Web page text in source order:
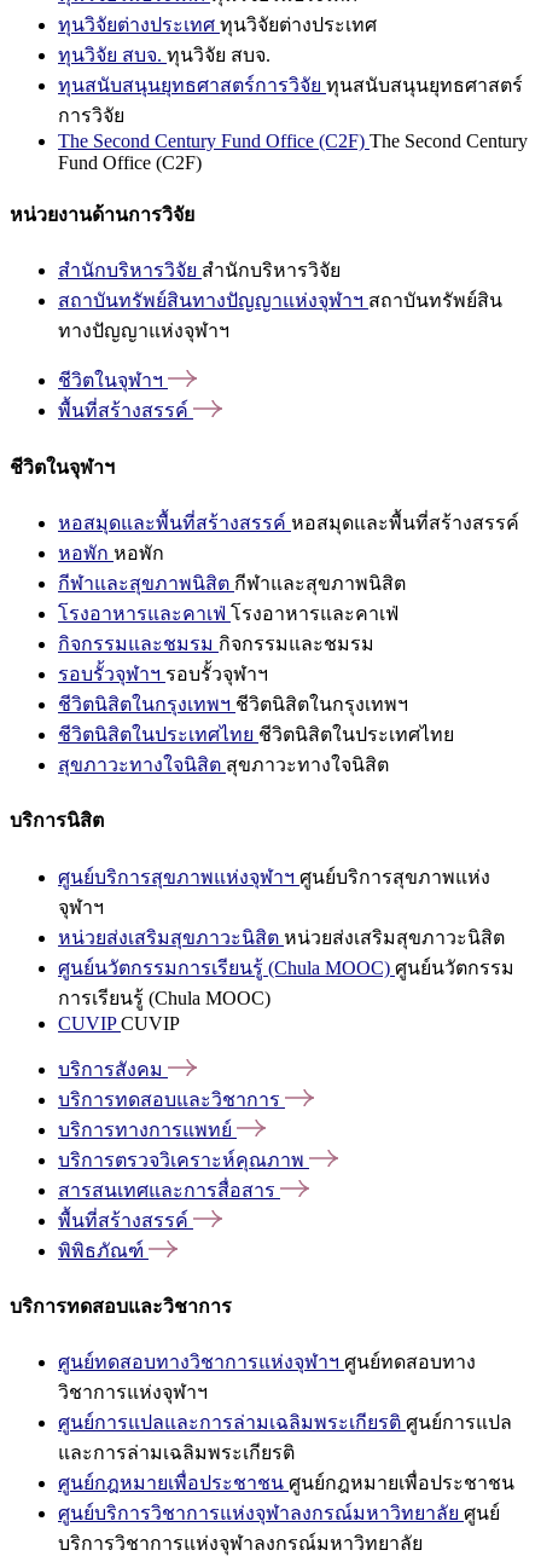
ทุนวิจัยต่างประเทศ ทุนวิจัยต่างประเทศ
ทุนวิจัย สบจ. ทุนวิจัย สบจ.
ทุนสนับสนุนยุทธศาสตร์การวิจัย ทุนสนับสนุนยุทธศาสตร์
การวิจัย
The Second Century Fund Office (C2F) The Second Century
Fund Office (C2F)
หน่วยงานด้านการวิจัย
สำนักบริหารวิจัย สำนักบริหารวิจัย
สถาบันทรัพย์สินทางปัญญาแห่งจุฬาฯ สถาบันทรัพย์สิน
ทางปัญญาแห่งจุฬาฯ
ชีวิตในจุฬาฯ
พื้นที่สร้างสรรค์
ชีวิตในจุฬาฯ
หอสมุดและพื้นที่สร้างสรรค์ หอสมุดและพื้นที่สร้างสรรค์
หอพัก หอพัก
กีฬาและสุขภาพนิสิต กีฬาและสุขภาพนิสิต
โรงอาหารและคาเฟ่ โรงอาหารและคาเฟ่
กิจกรรมและชมรม กิจกรรมและชมรม
รอบรั้วจุฬาฯ รอบรั้วจุฬาฯ
ชีวิตนิสิตในกรุงเทพฯ ชีวิตนิสิตในกรุงเทพฯ
ชีวิตนิสิตในประเทศไทย ชีวิตนิสิตในประเทศไทย
สุขภาวะทางใจนิสิต สุขภาวะทางใจนิสิต
บริการนิสิต
ศูนย์บริการสุขภาพแห่งจุฬาฯ ศูนย์บริการสุขภาพแห่ง
จุฬาฯ
หน่วยส่งเสริมสุขภาวะนิสิต หน่วยส่งเสริมสุขภาวะนิสิต
ศูนย์นวัตกรรมการเรียนรู้ (Chula MOOC) ศูนย์นวัตกรรม
การเรียนรู้ (Chula MOOC)
CUVIPCUVIP
บริการสังคม
บริการทดสอบและวิชาการ
บริการทางการแพทย์
บริการตรวจวิเคราะห์คุณภาพ
สารสนเทศและการสื่อสาร
พื้นที่สร้างสรรค์
พิพิธภัณฑ์
บริการทดสอบและวิชาการ
ศูนย์ทดสอบทางวิชาการแห่งจุฬาฯ ศูนย์ทดสอบทาง
วิชาการแห่งจุฬาฯ
ศูนย์การแปลและการล่ามเฉลิมพระเกียรติ ศูนย์การแปล
และการล่ามเฉลิมพระเกียรติ
ศูนย์กฎหมายเพื่อประชาชน ศูนย์กฎหมายเพื่อประชาชน
ศูนย์บริการวิชาการแห่งจุฬาลงกรณ์มหาวิทยาลัย ศูนย์
บริการวิชาการแห่งจุฬาลงกรณ์มหาวิทยาลัย